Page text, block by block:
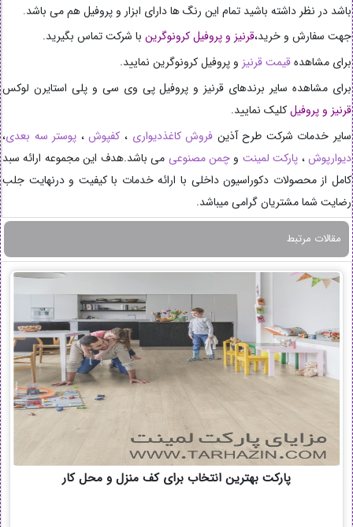
باشد در نظر داشته باشید تمام این رنگ ها دارای ابزار و پروفیل هم می باشد.
جهت سفارش و خرید،قرنیز و پروفیل کرونوگرین با شرکت تماس بگیرید.
برای مشاهدهقیمتقرنیز و پروفیل کرونوگرین نمایید.
برای مشاهده سایر برندهای قرنیز و پروفیل پی وی سی و پلی استایرن لوکس
قرنیز و پروفیلکلیک نمایید.
سایر خدمات شرکت طرح آذین فروش کاغذدیواری، کفپوش، پوستر سه بعدی،
دیوارپوش، پارکت لمینت وچمن مصنوعی می باشد.هدف این مجموعه ارائه سبد
کامل از محصولات دکوراسیون داخلی با ارائه خدمات با کیفیت و درنهایت جلب
رضایت شما مشتریان گرامی میباشد.
مقالات مرتبط
پارکت بهترین انتخاب برای کف منزل و محل کار